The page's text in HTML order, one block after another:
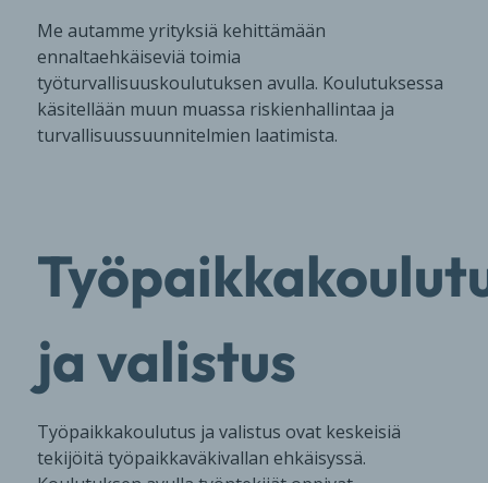
Me autamme yrityksiä kehittämään
ennaltaehkäiseviä toimia
työturvallisuuskoulutuksen avulla. Koulutuksessa
käsitellään muun muassa riskienhallintaa ja
turvallisuussuunnitelmien laatimista.
ja valistus
Työpaikkakoulutus ja valistus ovat keskeisiä
tekijöitä työpaikkaväkivallan ehkäisyssä.